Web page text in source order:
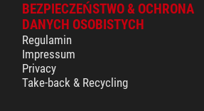
BEZPIECZEŃSTWO & OCHRONA
DANYCH OSOBISTYCH
Regulamin
Impressum
Privacy
Take-back & Recycling